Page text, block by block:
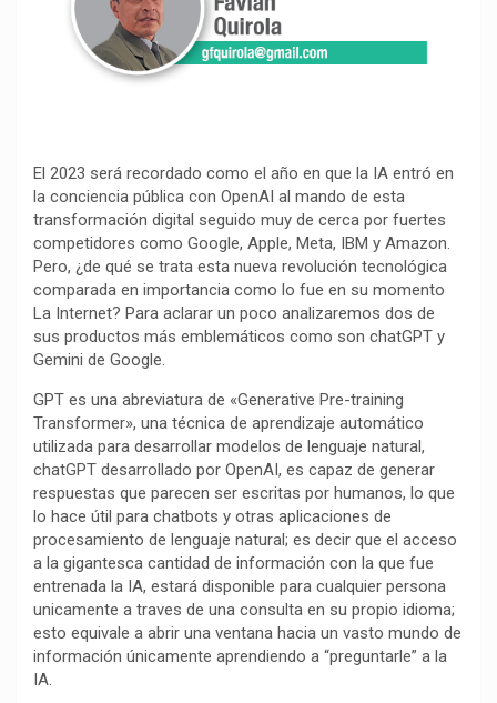
o
p
p
m
n
k
t
i
El 2023 será recordado como el año en que la IA entró en
la conciencia pública con OpenAI al mando de esta
transformación digital seguido muy de cerca por fuertes
competidores como Google, Apple, Meta, IBM y Amazon.
Pero, ¿de qué se trata esta nueva revolución tecnológica
comparada en importancia como lo fue en su momento
La Internet? Para aclarar un poco analizaremos dos de
sus productos más emblemáticos como son chatGPT y
Gemini de Google.
GPT es una abreviatura de «Generative Pre-training
Transformer», una técnica de aprendizaje automático
utilizada para desarrollar modelos de lenguaje natural,
chatGPT desarrollado por OpenAI, es capaz de generar
respuestas que parecen ser escritas por humanos, lo que
lo hace útil para chatbots y otras aplicaciones de
procesamiento de lenguaje natural; es decir que el acceso
a la gigantesca cantidad de información con la que fue
entrenada la IA, estará disponible para cualquier persona
unicamente a traves de una consulta en su propio idioma;
esto equivale a abrir una ventana hacia un vasto mundo de
información únicamente aprendiendo a “preguntarle” a la
IA.